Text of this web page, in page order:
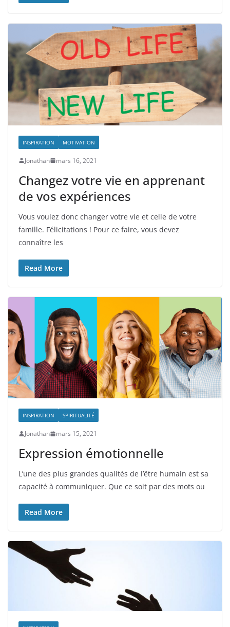
INSPIRATION MOTIVATION
Jonathan mars 16, 2021
Changez votre vie en apprenant
de vos expériences
Vous voulez donc changer votre vie et celle de votre
famille. Félicitations ! Pour ce faire, vous devez
connaître les
Read More
INSPIRATION SPIRITUALITÉ
Jonathan mars 15, 2021
Expression émotionnelle
L’une des plus grandes qualités de l’être humain est sa
capacité à communiquer. Que ce soit par des mots ou
Read More